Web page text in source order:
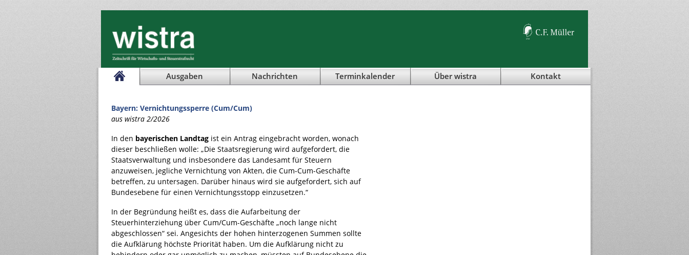
Ausgaben Nachrichten Terminkalender Über wistra Kontakt
Bayern: Vernichtungssperre (Cum/Cum)
aus wistra 2/2026
In den bayerischen Landtag ist ein Antrag eingebracht worden, wonach
dieser beschließen wolle: „Die Staatsregierung wird aufgefordert, die
Staatsverwaltung und insbesondere das Landesamt für Steuern
anzuweisen, jegliche Vernichtung von Akten, die Cum-Cum-Geschäfte
betreffen, zu untersagen. Darüber hinaus wird sie aufgefordert, sich auf
Bundesebene für einen Vernichtungsstopp einzusetzen.“
In der Begründung heißt es, dass die Aufarbeitung der
Steuerhinterziehung über Cum/Cum-Geschäfte „noch lange nicht
abgeschlossen“ sei. Angesichts der hohen hinterzogenen Summen sollte
die Aufklärung höchste Priorität haben. Um die Aufklärung nicht zu